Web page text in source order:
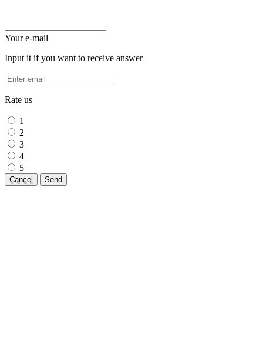
Your e-mail
Input it if you want to receive answer
Rate us
1
2
3
4
5
Cancel Send